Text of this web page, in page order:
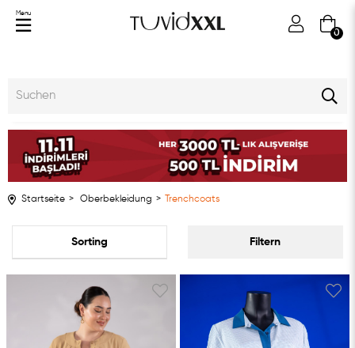
0
Menu
Startseite Oberbekleidung Trenchcoats
Filtern
Auflistung